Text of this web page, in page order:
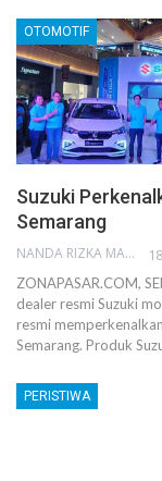
OTOMOTIF
Suzuki
Semarang
NANDA RIZKA MAHENDRA
ZONAPASAR.COM,
dealer resmi Suzuki
resmi
Semarang. Produk
PERISTIWA